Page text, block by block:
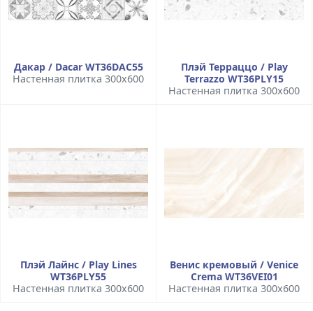
Дакар / Dacar WT36DAC55
Настенная плитка 300x600
Плэй Терраццо / Play
Terrazzo WT36PLY15
Настенная плитка 300x600
Плэй Лайнс / Play Lines
WT36PLY55
Настенная плитка 300x600
Венис кремовый / Venice
Crema WT36VEI01
Настенная плитка 300x600